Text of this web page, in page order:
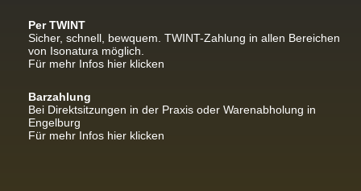
Per TWINT
Sicher, schnell, bewquem. TWINT-Zahlung in allen Bereichen
von Isonatura möglich.
Für mehr Infos hier klicken
Barzahlung
Bei Direktsitzungen in der Praxis oder Warenabholung in
Engelburg
Für mehr Infos hier klicken